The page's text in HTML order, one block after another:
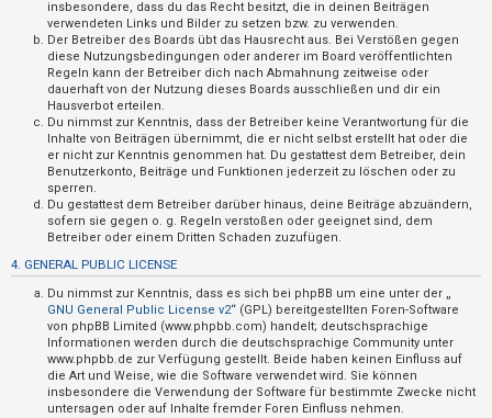
t
insbesondere, dass du das Recht besitzt, die in deinen Beiträgen
verwendeten Links und Bilder zu setzen bzw. zu verwenden.
Der Betreiber des Boards übt das Hausrecht aus. Bei Verstößen gegen
diese Nutzungsbedingungen oder anderer im Board veröffentlichten
Regeln kann der Betreiber dich nach Abmahnung zeitweise oder
dauerhaft von der Nutzung dieses Boards ausschließen und dir ein
Hausverbot erteilen.
Du nimmst zur Kenntnis, dass der Betreiber keine Verantwortung für die
Inhalte von Beiträgen übernimmt, die er nicht selbst erstellt hat oder die
er nicht zur Kenntnis genommen hat. Du gestattest dem Betreiber, dein
Benutzerkonto, Beiträge und Funktionen jederzeit zu löschen oder zu
sperren.
Du gestattest dem Betreiber darüber hinaus, deine Beiträge abzuändern,
sofern sie gegen o. g. Regeln verstoßen oder geeignet sind, dem
Betreiber oder einem Dritten Schaden zuzufügen.
4. GENERAL PUBLIC LICENSE
Du nimmst zur Kenntnis, dass es sich bei phpBB um eine unter der „
GNU General Public License v2“ (GPL) bereitgestellten Foren-Software
von phpBB Limited (www.phpbb.com) handelt; deutschsprachige
Informationen werden durch die deutschsprachige Community unter
www.phpbb.de zur Verfügung gestellt. Beide haben keinen Einfluss auf
die Art und Weise, wie die Software verwendet wird. Sie können
insbesondere die Verwendung der Software für bestimmte Zwecke nicht
untersagen oder auf Inhalte fremder Foren Einfluss nehmen.